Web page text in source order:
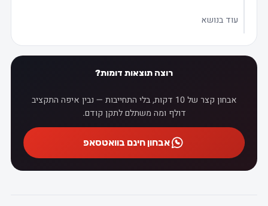
עוד בנושא
רוצה תוצאות דומות?
אבחון קצר של 10 דקות, בלי התחייבות — נבין איפה התקציב
דולף ומה משתלם לתקן קודם.
אבחון חינם בוואטסאפ